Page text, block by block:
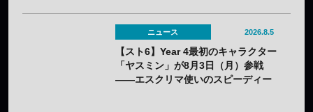
ニュース 2026.8.5
【スト6】Year 4最初のキャラクター
「ヤスミン」が8月3日（月）参戦
——エスクリマ使いのスピーディー